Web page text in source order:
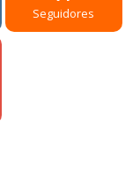
Seguidores